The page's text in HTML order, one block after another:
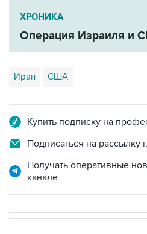
ХРОНИКА
Операция Израиля и
Иран США
Купить подписку на
Подписаться на рассылку
Получать оперативные
канале